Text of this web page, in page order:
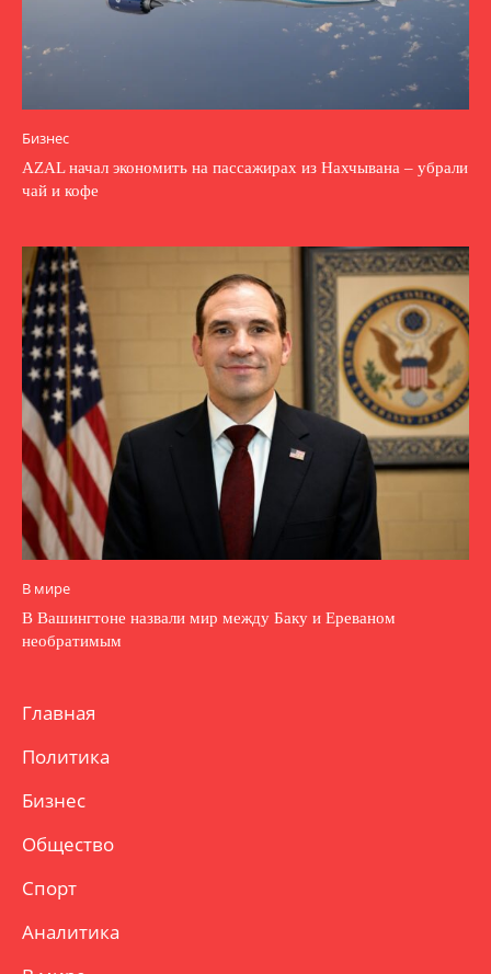
Бизнес
AZAL начал экономить на пассажирах из Нахчывана – убрали
чай и кофе
В мире
В Вашингтоне назвали мир между Баку и Ереваном
необратимым
Главная
Политика
Бизнес
Общество
Спорт
Аналитика